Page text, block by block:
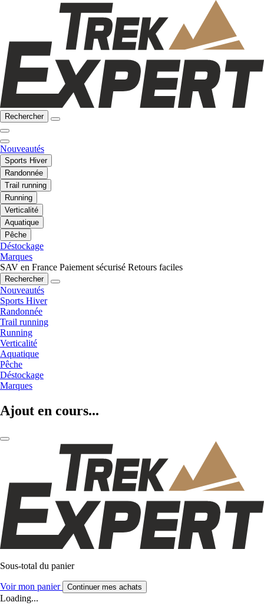
Rechercher
Nouveautés
Sports Hiver
Randonnée
Trail running
Running
Verticalité
Aquatique
Pêche
Déstockage
Marques
SAV en France Paiement sécurisé Retours faciles
Rechercher
Nouveautés
Sports Hiver
Randonnée
Trail running
Running
Verticalité
Aquatique
Pêche
Déstockage
Marques
Ajout en cours...
Sous-total du panier
Voir mon panier Continuer mes achats
Loading...